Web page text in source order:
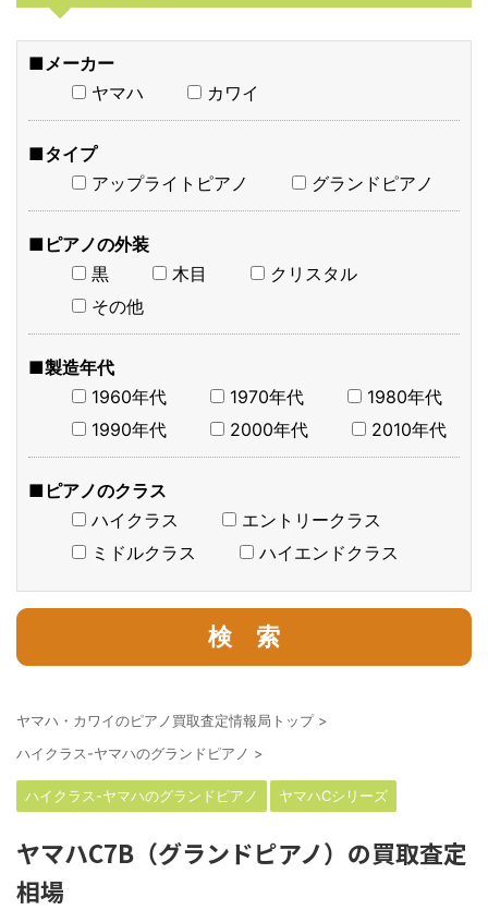
■メーカー
ヤマハ
カワイ
■タイプ
アップライトピアノ
グランドピアノ
■ピアノの外装
黒
木目
クリスタル
その他
■製造年代
1960年代
1970年代
1980年代
1990年代
2000年代 2010年代
■ピアノのクラス
ハイクラス
エントリークラス
ミドルクラス
ハイエンドクラス
ヤマハ・カワイのピアノ買取査定情報局トップ>
ハイクラス-ヤマハのグランドピアノ >
ハイクラス-ヤマハのグランドピアノ ヤマハCシリーズ
ヤマハC7B（グランドピアノ）の買取査定
相場